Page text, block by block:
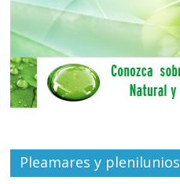
Pleamares y plenilunios